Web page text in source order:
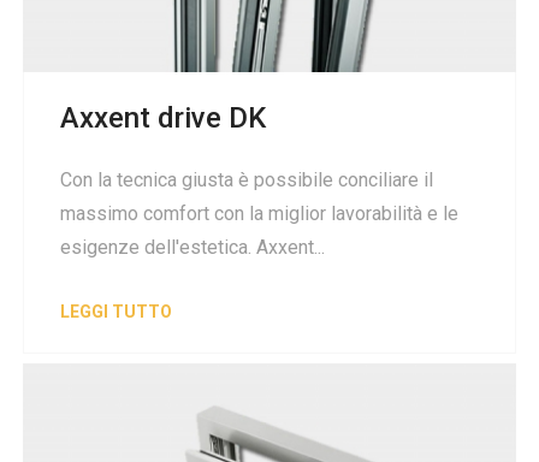
Axxent drive DK
Con la tecnica giusta è possibile conciliare il
massimo comfort con la miglior lavorabilità e le
esigenze dell'estetica. Axxent...
LEGGI TUTTO